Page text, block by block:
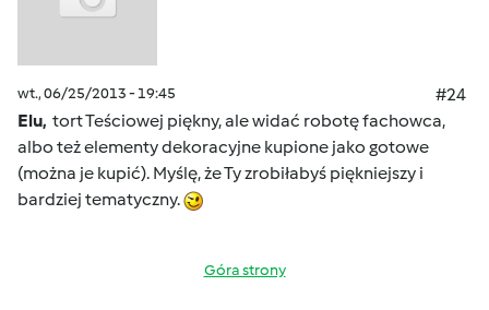
wt., 06/25/2013 - 19:45
#24
Elu, tort Teściowej piękny, ale widać robotę fachowca,
albo też elementy dekoracyjne kupione jako gotowe
(można je kupić). Myślę, że Ty zrobiłabyś piękniejszy i
bardziej tematyczny.
Góra strony